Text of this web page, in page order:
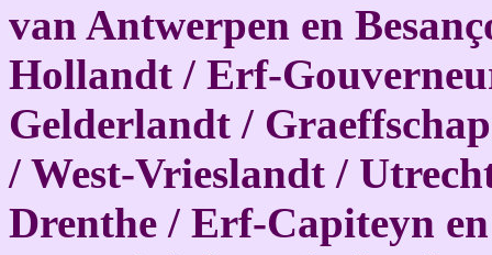
van Antwerpen en
Hollandt / Erf-
Gelderlandt /
/ West-Vrieslandt /
Drenthe / Erf-Capiteyn